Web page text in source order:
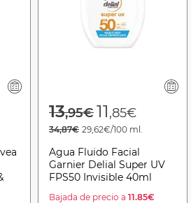
fromPrice reduced
13,95€to
11,85€
34,87€ 29,62€/100 ml.
Agua Fluido Facial
Garnier Delial Super UV
FPS50 Invisible 40ml
Bajada de precio a 11.85€